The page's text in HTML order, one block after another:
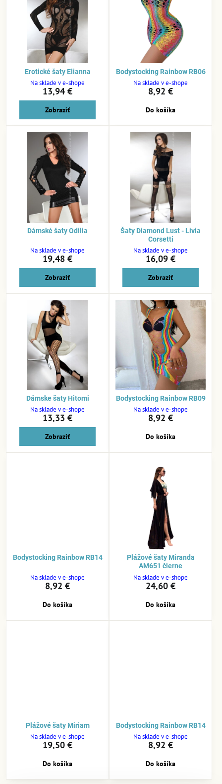
Erotické šaty Elianna
Na sklade v e-shope
13,94 €
Zobraziť
Bodystocking Rainbow RB06
Na sklade v e-shope
8,92 €
Do košíka
Dámské šaty Odilia
Na sklade v e-shope
19,48 €
Zobraziť
Šaty Diamond Lust - Livia
Corsetti
Na sklade v e-shope
16,09 €
Zobraziť
Dámske šaty Hitomi
Na sklade v e-shope
13,33 €
Zobraziť
Bodystocking Rainbow RB09
Na sklade v e-shope
8,92 €
Do košíka
Bodystocking Rainbow RB14
Na sklade v e-shope
8,92 €
Do košíka
Plážové šaty Miranda
AM651 čierne
Na sklade v e-shope
24,60 €
Do košíka
Plážové šaty Miriam
Na sklade v e-shope
19,50 €
Do košíka
Bodystocking Rainbow RB14
Na sklade v e-shope
8,92 €
Do košíka